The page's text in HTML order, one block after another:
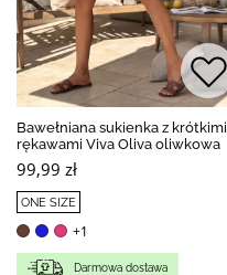
Bawełniana sukienka z krótkimi
rękawami Viva Oliva oliwkowa
99,99 zł
ONE SIZE
+1
Darmowa dostawa